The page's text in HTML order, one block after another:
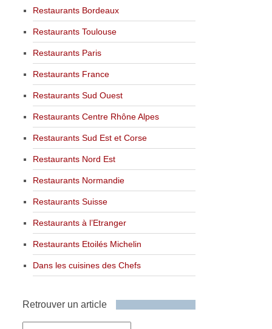
Restaurants Bordeaux
Restaurants Toulouse
Restaurants Paris
Restaurants France
Restaurants Sud Ouest
Restaurants Centre Rhône Alpes
Restaurants Sud Est et Corse
Restaurants Nord Est
Restaurants Normandie
Restaurants Suisse
Restaurants à l’Etranger
Restaurants Etoilés Michelin
Dans les cuisines des Chefs
Retrouver un article